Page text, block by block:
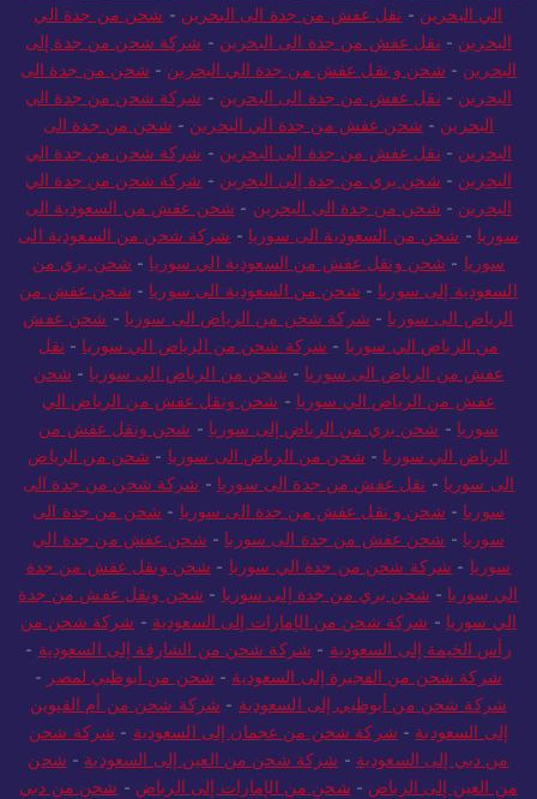
الي البحرين - نقل عفش من جدة الى البحرين - شحن من جدة الي
البحرين - نقل عفش من جدة الى البحرين - شركة شحن من جدة إلى
البحرين - شحن و نقل عفش من جدة الي البحرين - شحن من جدة الى
البحرين - نقل عفش من جدة الى البحرين - شركة شحن من جدة الي
البحرين - شحن عفش من جدة الي البحرين - شحن من جدة الى
البحرين - نقل عفش من جدة الى البحرين - شركة شحن من جدة الي
البحرين - شحن بري من جدة إلى البحرين - شركة شحن من جدة الي
البحرين - شحن من جدة الى البحرين - شحن عفش من السعودية الى
سوريا - شحن من السعودية الى سوريا - شركة شحن من السعودية الى
سوريا - شحن ونقل عفش من السعودية الي سوريا - شحن بري من
السعودية إلى سوريا - شحن من السعودية الى سوريا - شحن عفش من
الرياض الى سوريا - شركة شحن من الرياض الى سوريا - شحن عفش
من الرياض الي سوريا - شركة شحن من الرياض الي سوريا - نقل
عفش من الرياض الى سوريا - شحن من الرياض الى سوريا - شحن
عفش من الرياض الي سوريا - شحن ونقل عفش من الرياض الي
سوريا - شحن بري من الرياض إلى سوريا - شحن ونقل عفش من
الرياض الي سوريا - شحن من الرياض الى سوريا - شحن من الرياض
الى سوريا - نقل عفش من جدة الى سوريا - شركة شحن من جدة الى
سوريا - شحن و نقل عفش من جدة الى سوريا - شحن من جدة الى
سوريا - شحن عفش من جدة الى سوريا - شحن عفش من جدة الي
سوريا - شركة شحن من جدة الي سوريا - شحن ونقل عفش من جدة
الي سوريا - شحن بري من جدة إلى سوريا - شحن ونقل عفش من جدة
الي سوريا - شركة شحن من الإمارات إلى السعودية - شركة شحن من
رأس الخيمة إلى السعودية - شركة شحن من الشارقة إلى السعودية -
شركة شحن من الفجيرة إلى السعودية - شحن من أبوظبي لمصر -
شركة شحن من أبوظبي إلى السعودية - شركة شحن من أم القيوين
إلى السعودية - شركة شحن من عجمان إلى السعودية - شركة شحن
من دبي إلى السعودية - شركة شحن من العين إلى السعودية - شحن
من العين إلى الرياض - شحن من الإمارات إلى الرياض - شحن من دبي